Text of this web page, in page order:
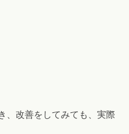
、改善をしてみても、実際